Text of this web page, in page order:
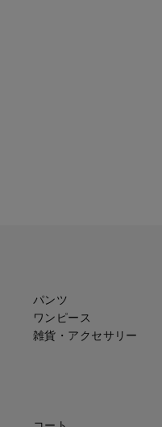
パンツ
ワンピース
雑貨・アクセサリー